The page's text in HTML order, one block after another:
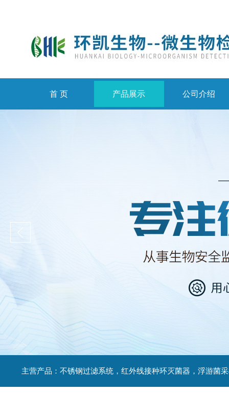
首 页 产品展示 公司介绍